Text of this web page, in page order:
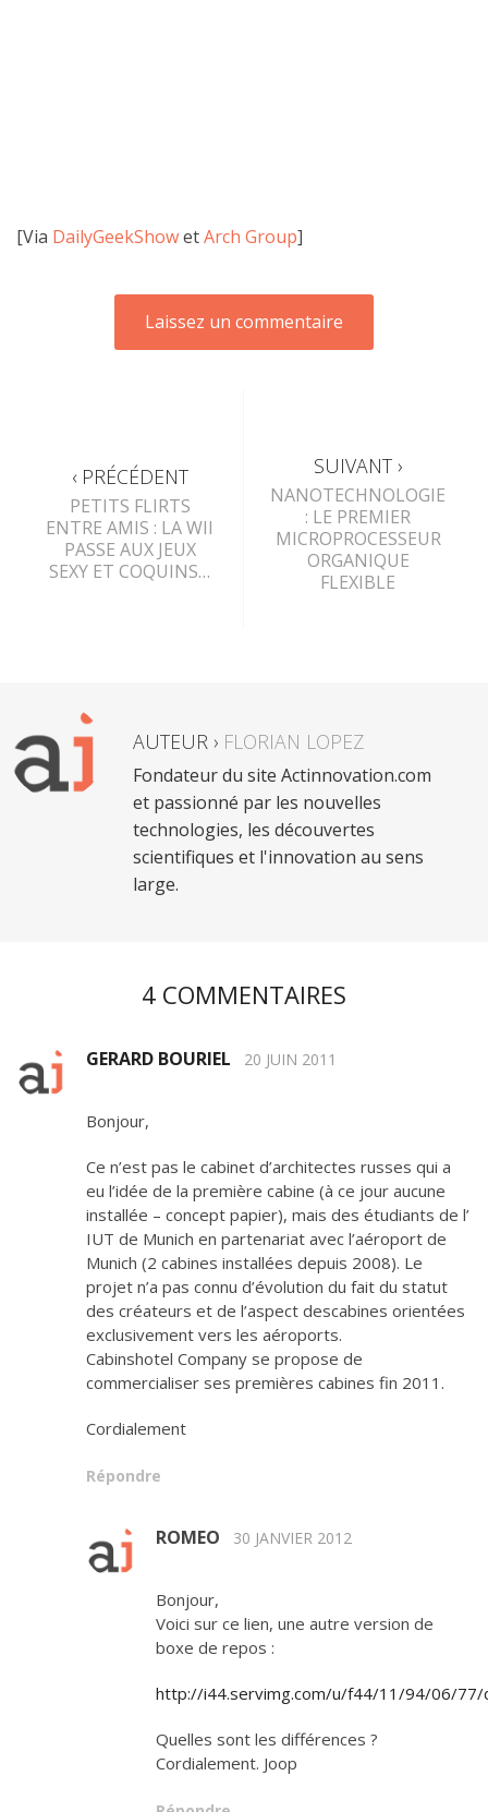
[Via DailyGeekShowetArch Group]
‹ PRÉCÉDENT
PETITS FLIRTS
ENTRE AMIS : LA WII
PASSE AUX JEUX
SEXY ET COQUINS…
SUIVANT ›
NANOTECHNOLOGIE
: LE PREMIER
MICROPROCESSEUR
ORGANIQUE
FLEXIBLE
AUTEUR › FLORIAN LOPEZ
Fondateur du site Actinnovation.com
et passionné par les nouvelles
technologies, les découvertes
scientifiques et l'innovation au sens
large.
4 COMMENTAIRES
GERARD BOURIEL 20 JUIN 2011
Bonjour,
Ce n’est pas le cabinet d’architectes russes qui a
eu l’idée de la première cabine (à ce jour aucune
installée – concept papier), mais des étudiants de l’
IUT de Munich en partenariat avec l’aéroport de
Munich (2 cabines installées depuis 2008). Le
projet n’a pas connu d’évolution du fait du statut
des créateurs et de l’aspect descabines orientées
exclusivement vers les aéroports.
Cabinshotel Company se propose de
commercialiser ses premières cabines fin 2011.
Cordialement
Répondre
ROMEO 30 JANVIER 2012
Bonjour,
Voici sur ce lien, une autre version de
boxe de repos :
http://i44.servimg.com/u/f44/11/94/06/77/
Quelles sont les différences ?
Cordialement. Joop